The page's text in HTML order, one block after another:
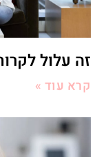
זה עלול
קרא עוד »